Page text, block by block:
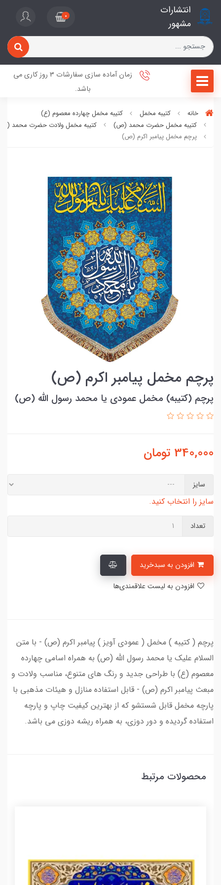
انتشارات
مشهور
0
زمان آماده سازی سفارشات 3 روز کاری می
باشد.
خانه کتیبه مخمل
کتیبه مخمل چهارده معصوم (ع)
کتیبه مخمل حضرت محمد (ص)
کتیبه مخمل ولادت حضرت محمد
پرچم مخمل پیامبر اکرم (ص)
پرچم مخمل پیامبر اکرم (ص)
پرچم (کتیبه) مخمل عمودی یا محمد رسول الله (ص)
340,000 تومان
سایز
سایز را انتخاب کنید.
تعداد
پرچم ( کتیبه ) مخمل ( عمودی آویز ) پیامبر اکرم (ص) - با متن
السلام علیک یا محمد رسول الله (ص) به همراه اسامی چهارده
معصوم (ع) با طراحی جدید و رنگ های متنوع، مناسب ولادت و
مبعث پیامبر اکرم (ص) - قابل استفاده منازل و هیئات مذهبی با
پارچه مخمل قابل شستشو که از بهترین کیفیت چاپ و پارچه
استفاده گردیده و دور دوزی، به همراه ریشه دوزی می باشد.
محصولات مرتبط